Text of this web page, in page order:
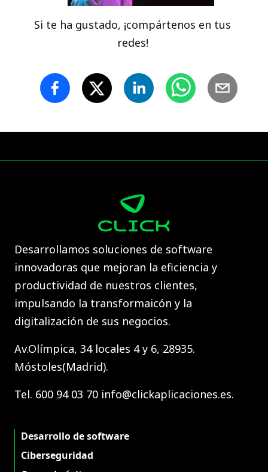
Si te ha gustado, ¡compártenos en tus
redes!
Desarrollamos soluciones de software
innovadoras que mejoran la eficiencia y
productividad de nuestros clientes,
impulsando la transformaicón y la
digitalización de sus negocios.
Av.Olímpica, 34 locales 4 y 6, 28935.
Móstoles(Madrid).
Tel. 600 94 03 70 info@clickaplicaciones.es.
Desarrollo de software
Ciberseguridad